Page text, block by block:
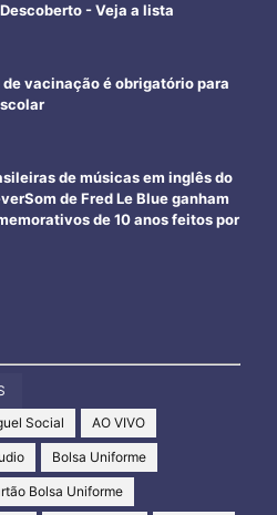
- Veja a lista
vacinação é obrigatório para
de músicas em inglês do
de Fred Le Blue ganham
de 10 anos feitos por
Social AO VIVO
Bolsa Uniforme
Bolsa Uniforme